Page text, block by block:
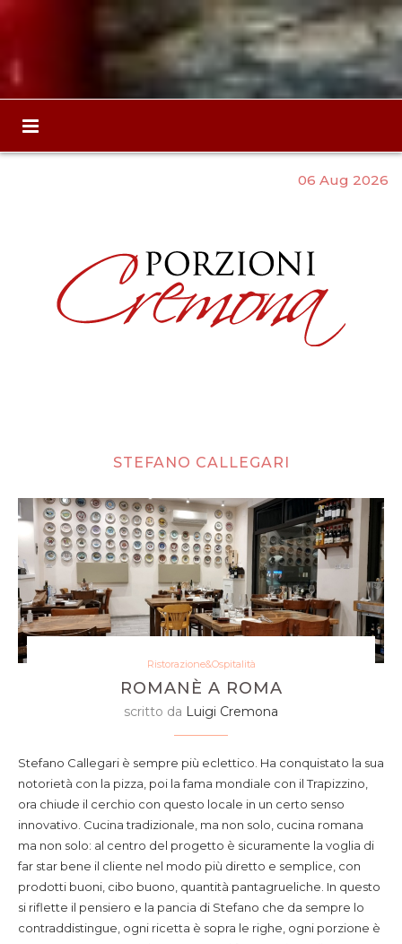
06 Aug 2026
STEFANO CALLEGARI
Ristorazione&Ospitalità
ROMANÈ A ROMA
scritto da Luigi Cremona
Stefano Callegari è sempre più eclettico. Ha conquistato la sua
notorietà con la pizza, poi la fama mondiale con il Trapizzino,
ora chiude il cerchio con questo locale in un certo senso
innovativo. Cucina tradizionale, ma non solo, cucina romana
ma non solo: al centro del progetto è sicuramente la voglia di
far star bene il cliente nel modo più diretto e semplice, con
prodotti buoni, cibo buono, quantità pantagrueliche. In questo
si riflette il pensiero e la pancia di Stefano che da sempre lo
contraddistingue, ogni ricetta è sopra le righe, ogni porzione è